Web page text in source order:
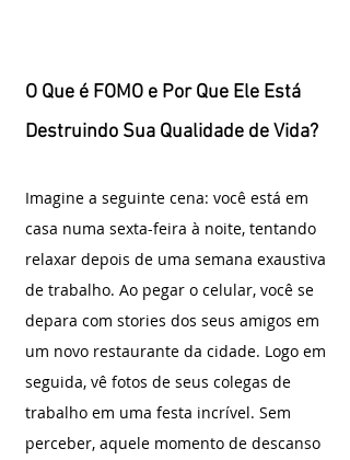
O Que é FOMO e Por Que Ele Está
Destruindo Sua Qualidade de Vida?
Imagine a seguinte cena: você está em
casa numa sexta-feira à noite, tentando
relaxar depois de uma semana exaustiva
de trabalho. Ao pegar o celular, você se
depara com stories dos seus amigos em
um novo restaurante da cidade. Logo em
seguida, vê fotos de seus colegas de
trabalho em uma festa incrível. Sem
perceber, aquele momento de descanso